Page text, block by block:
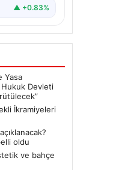
▲ +0.83%
Yasa
Hukuk Devleti
İkramiyeleri
oldu
ve bahçe